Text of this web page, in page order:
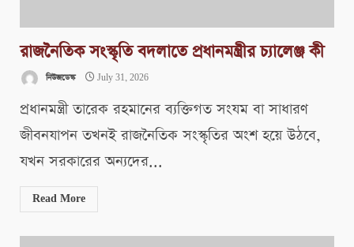
রাজনৈতিক সংস্কৃতি বদলাতে প্রধানমন্ত্রীর চ্যালেঞ্জ কী
নিউজডেস্ক July 31, 2026
প্রধানমন্ত্রী তারেক রহমানের ব্যক্তিগত সংযম বা সাধারণ
জীবনযাপন তখনই রাজনৈতিক সংস্কৃতির অংশ হয়ে উঠবে,
যখন সরকারের অন্যদের...
Read More